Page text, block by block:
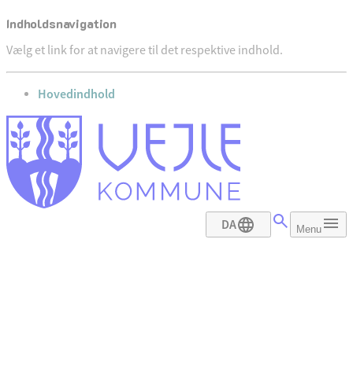
Indholdsnavigation
Vælg et link for at navigere til det respektive indhold.
gå til
Hovedindhold
DA Menu